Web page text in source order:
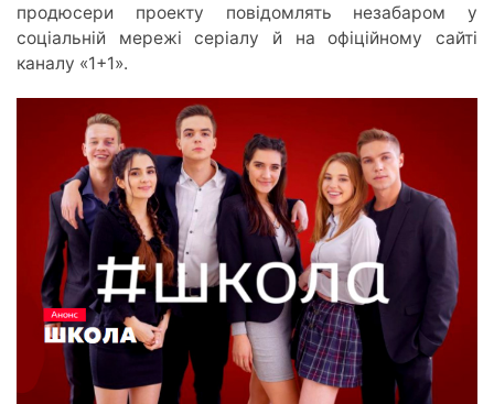
продюсери проекту повідомлять незабаром у
соціальній мережі серіалу й на офіційному сайті
каналу «1+1».